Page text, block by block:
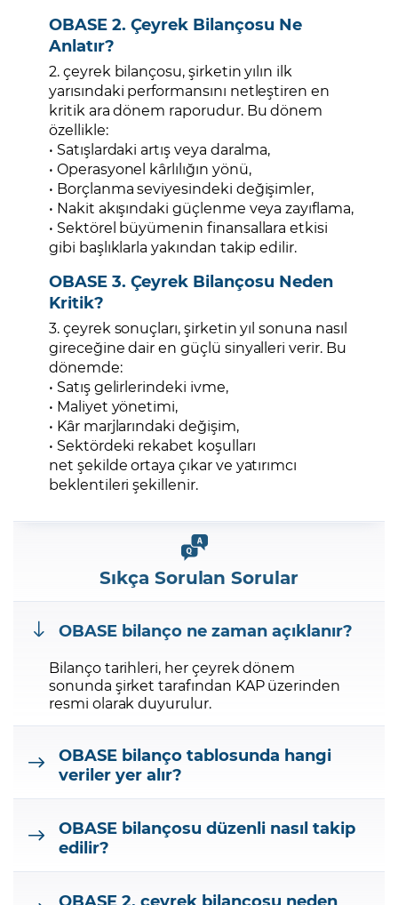
OBASE 2. Çeyrek Bilançosu Ne
Anlatır?
2. çeyrek bilançosu, şirketin yılın ilk
yarısındaki performansını netleştiren en
kritik ara dönem raporudur. Bu dönem
özellikle:
• Satışlardaki artış veya daralma,
• Operasyonel kârlılığın yönü,
• Borçlanma seviyesindeki değişimler,
• Nakit akışındaki güçlenme veya zayıflama,
• Sektörel büyümenin finansallara etkisi
gibi başlıklarla yakından takip edilir.
OBASE 3. Çeyrek Bilançosu Neden
Kritik?
3. çeyrek sonuçları, şirketin yıl sonuna nasıl
gireceğine dair en güçlü sinyalleri verir. Bu
dönemde:
• Satış gelirlerindeki ivme,
• Maliyet yönetimi,
• Kâr marjlarındaki değişim,
• Sektördeki rekabet koşulları
net şekilde ortaya çıkar ve yatırımcı
beklentileri şekillenir.
Sıkça Sorulan Sorular
OBASE bilanço ne zaman açıklanır?
Bilanço tarihleri, her çeyrek dönem
sonunda şirket tarafından KAP üzerinden
resmi olarak duyurulur.
OBASE bilanço tablosunda hangi
veriler yer alır?
OBASE bilançosu düzenli nasıl takip
edilir?
OBASE 2. çeyrek bilançosu neden